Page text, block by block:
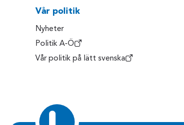
Vår politik
Nyheter
Politik A-Ö
Vår politik på lätt svenska